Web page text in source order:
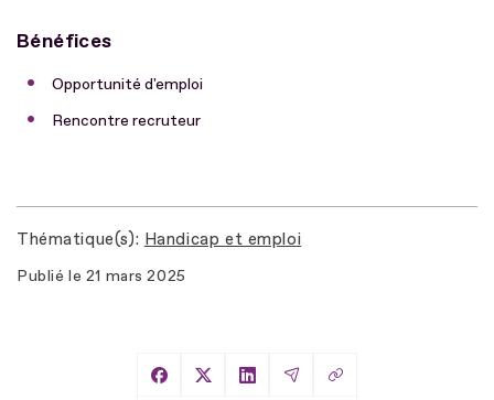
Bénéfices
Opportunité d'emploi
Rencontre recruteur
Thématique(s) Handicap et emploi
Publié le 21 mars 2025
Partager sur Facebook
Partager sur X
Partager sur LinkedIn
Partager par Email
Copier le lien